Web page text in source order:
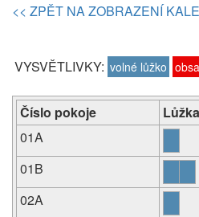
<< ZPĚT NA ZOBRAZENÍ
VYSVĚTLIVKY: volné lůžko
Číslo pokoje
Lůžka
01A
01B
02A